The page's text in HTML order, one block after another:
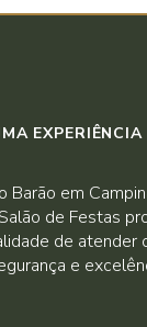
Barão em
de Festas
de atender
e